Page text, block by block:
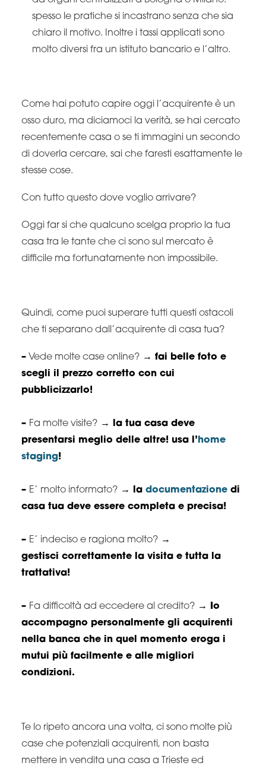
spesso le pratiche si incastrano senza che sia
chiaro il motivo. Inoltre i tassi applicati sono
molto diversi fra un istituto bancario e l’altro.
Come hai potuto capire oggi l’acquirente è un
osso duro, ma diciamoci la verità, se hai cercato
recentemente casa o se ti immagini un secondo
di doverla cercare, sai che faresti esattamente le
stesse cose.
Con tutto questo dove voglio arrivare?
Oggi far si che qualcuno scelga proprio la tua
casa tra le tante che ci sono sul mercato è
difficile ma fortunatamente non impossibile.
Quindi, come puoi superare tutti questi ostacoli
che ti separano dall’acquirente di casa tua?
– Vede molte case online? → fai belle foto e
scegli il prezzo corretto con cui
pubblicizzarlo!
– Fa molte visite? → la tua casa deve
presentarsi meglio delle altre! usa l’ home
staging!
– E’ molto informato? → la documentazione di
casa tua deve essere completa e precisa!
– E’ indeciso e ragiona molto? →
gestisci correttamente la visita e tutta la
trattativa!
– Fa difficoltà ad eccedere al credito? → Io
accompagno personalmente gli acquirenti
nella banca che in quel momento eroga i
mutui più facilmente e alle migliori
condizioni.
Te lo ripeto ancora una volta, ci sono molte più
case che potenziali acquirenti, non basta
mettere in vendita una casa a Trieste ed